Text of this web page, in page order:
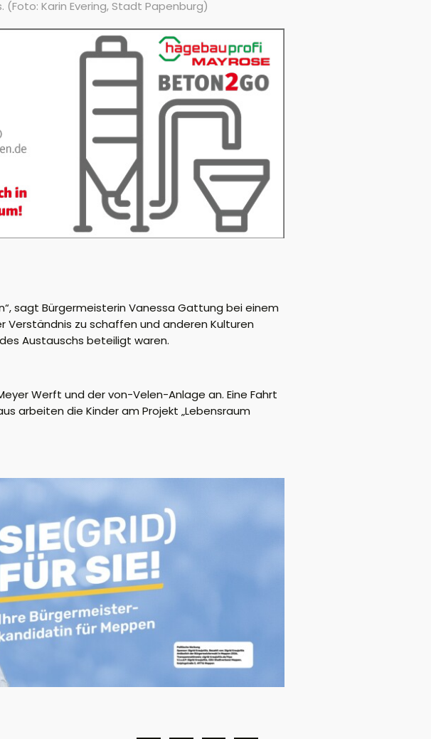
Karin Evering, Stadt Papenburg)
sagt Bürgermeisterin Vanessa Gattung bei einem
Verständnis zu schaffen und anderen Kulturen
Austauschs beteiligt waren.
Werft und der von-Velen-Anlage an. Eine Fahrt
arbeiten die Kinder am Projekt „Lebensraum